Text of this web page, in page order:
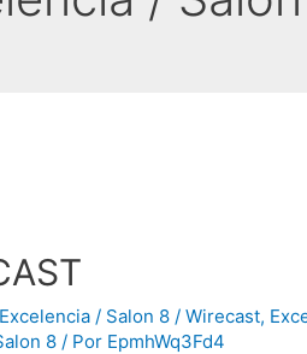
Excelencia / Salon 8 / Wirecast,
8 / Por EpmhWq3Fd4